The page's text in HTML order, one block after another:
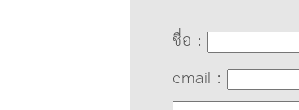
ชื่อ :
email :